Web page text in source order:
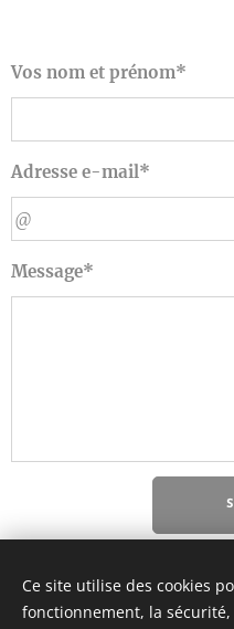
Vos nom et prénom*
Adresse e-mail*
Message*
Amicale Tricyclecariste
Ce site utilise des cookies
fonctionnement, la